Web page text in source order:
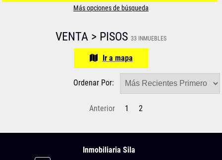
Más opciones de búsqueda
VENTA > PISOS 33 INMUEBLES
Ir a mapa
Ordenar Por:
Anterior 1 2
Inmobiliaria Sila